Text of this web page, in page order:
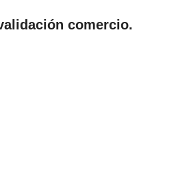
comercio.